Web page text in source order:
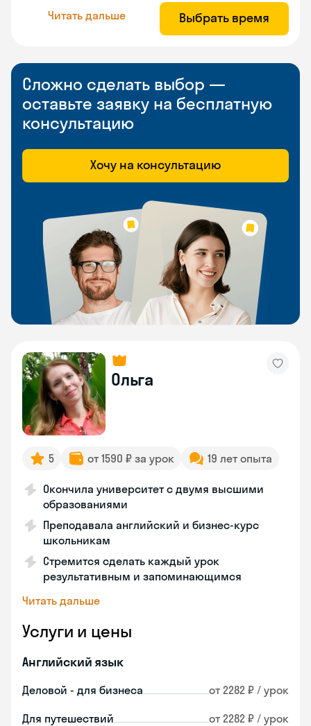
Читать дальше Выбрать время
Сложно сделать выбор —
оставьте заявку на бесплатную
консультацию
Хочу на консультацию
Ольга
5 от 1590 ₽ за урок 19 лет опыта
Окончила университет с двумя высшими
образованиями
Преподавала английский и бизнес-курс
школьникам
Стремится сделать каждый урок
результативным и запоминающимся
Читать дальше
Услуги и цены
Английский язык
Деловой - для бизнеса от 2282 ₽ / урок
Для путешествий от 2282 ₽ / урок